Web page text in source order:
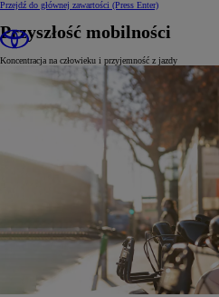
Przejdź do głównej zawartości (Press Enter)
Przyszłość mobilności
Koncentracja na człowieku i przyjemność z jazdy